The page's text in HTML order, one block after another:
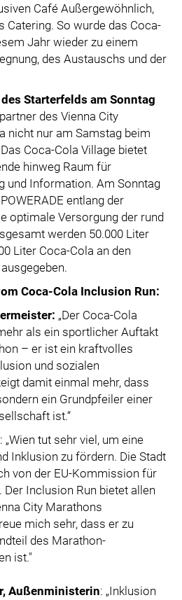
Café Außergewöhnlich,
Catering. So wurde das Coca-
Jahr wieder zu einem
des Austauschs und der
Starterfelds am Sonntag
des Vienna City
nicht nur am Samstag beim
Coca-Cola Village bietet
hinweg Raum für
und Information. Am Sonntag
entlang der
optimale Versorgung der rund
werden 50.000 Liter
Liter Coca-Cola an den
Coca-Cola Inclusion Run:
„Der Coca-Cola
als ein sportlicher Auftakt
– er ist ein kraftvolles
und sozialen
damit einmal mehr, dass
ein Grundpfeiler einer
ist.“
: „Wien tut sehr viel, um eine
Inklusion zu fördern. Die Stadt
von der EU-Kommission für
Inclusion Run bietet allen
City Marathons
mich sehr, dass er zu
des Marathon-
ist."
Außenministerin: „Inklusion